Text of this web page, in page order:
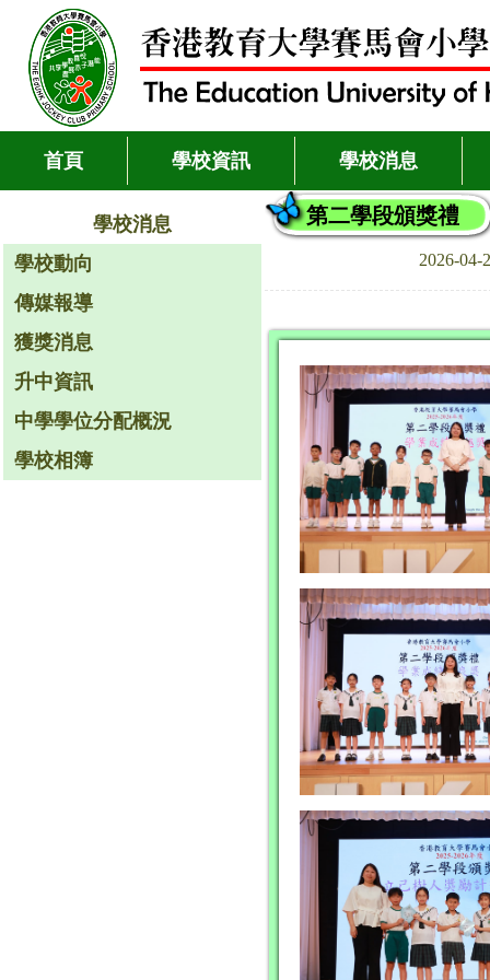
首頁 學校資訊 學校消息
學校消息
學校動向
傳媒報導
獲獎消息
升中資訊
中學學位分配概況
學校相簿
第二學段頒獎禮
2026-04-